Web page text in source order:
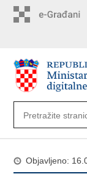
Objavljeno: